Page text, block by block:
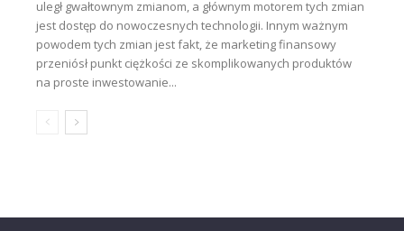
uległ gwałtownym zmianom, a głównym motorem tych zmian
jest dostęp do nowoczesnych technologii. Innym ważnym
powodem tych zmian jest fakt, że marketing finansowy
przeniósł punkt ciężkości ze skomplikowanych produktów
na proste inwestowanie...